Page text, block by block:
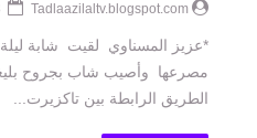
Tadlaazilaltv.blogspot.com
مصرعها وأصيب شاب بجروح
الطريق الرابطة بين تاكزيرت...